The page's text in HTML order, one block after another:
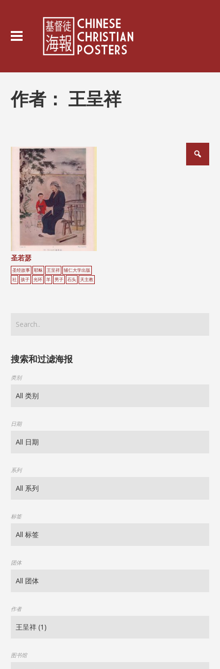
作者：王呈祥
圣若瑟
圣经故事 耶稣 王呈祥
辅仁大学出版
社
孩子 光环 羊 男子 石头 天主教
搜索和过滤海报
类别
日期
系列
标签
团体
作者
图书馆